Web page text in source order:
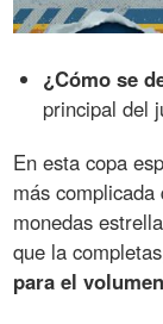
¿Cómo se
principal del
En esta copa
más
monedas
que la
para el